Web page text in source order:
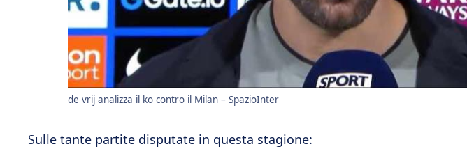
de vrij analizza il ko contro il Milan – SpazioInter
Sulle tante partite disputate in questa stagione: